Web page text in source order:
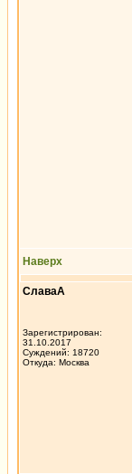
Наверх
СлаваА
Зарегистрирован:
31.10.2017
Суждений: 18720
Откуда: Москва